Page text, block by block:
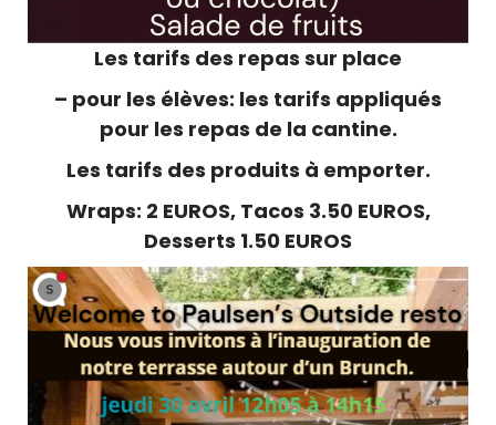
Les tarifs des repas sur place
– pour les élèves: les tarifs appliqués
pour les repas de la cantine.
Les tarifs des produits à emporter.
Wraps: 2 EUROS, Tacos 3.50 EUROS,
Desserts 1.50 EUROS